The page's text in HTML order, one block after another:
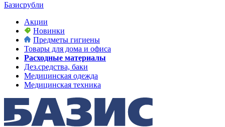
Базисрубли
Акции
Новинки
Предметы гигиены
Товары для дома и офиса
Расходные материалы
Дез.средства, баки
Медицинская одежда
Медицинская техника